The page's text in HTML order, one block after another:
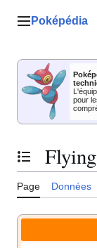
Menu principal
Poképédia
pour
Basculer la
Page Données